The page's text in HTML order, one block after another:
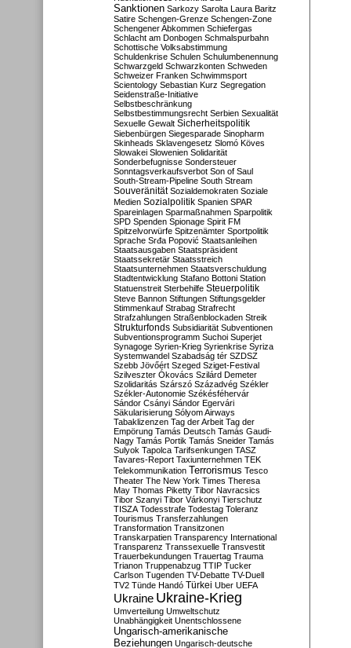
Sanktionen Sarkozy Sarolta Laura Baritz
Satire Schengen-Grenze Schengen-Zone
Schengener Abkommen Schiefergas
Schlacht am Donbogen Schmalspurbahn
Schottische Volksabstimmung
Schuldenkrise Schulen Schulumbenennung
Schwarzgeld Schwarzkonten Schweden
Schweizer Franken Schwimmsport
Scientology Sebastian Kurz Segregation
Seidenstraße-Initiative
Selbstbeschränkung
Selbstbestimmungsrecht Serbien Sexualität
Sexuelle Gewalt Sicherheitspolitik
Siebenbürgen Siegesparade Sinopharm
Skinheads Sklavengesetz Slomó Köves
Slowakei Slowenien Solidarität
Sonderbefugnisse Sondersteuer
Sonntagsverkaufsverbot Son of Saul
South-Stream-Pipeline South Stream
Souveränität Sozialdemokraten Soziale
Medien Sozialpolitik Spanien SPAR
Spareinlagen Sparmaßnahmen Sparpolitik
SPD Spenden Spionage Spirit FM
Spitzelvorwürfe Spitzenämter Sportpolitik
Sprache Srđa Popović Staatsanleihen
Staatsausgaben Staatspräsident
Staatssekretär Staatsstreich
Staatsunternehmen Staatsverschuldung
Stadtentwicklung Stafano Bottoni Station
Statuenstreit Sterbehilfe Steuerpolitik
Steve Bannon Stiftungen Stiftungsgelder
Stimmenkauf Strabag Strafrecht
Strafzahlungen Straßenblockaden Streik
Strukturfonds Subsidiarität Subventionen
Subventionsprogramm Suchoi Superjet
Synagoge Syrien-Krieg Syrienkrise Syriza
Systemwandel Szabadság tér SZDSZ
Szebb Jövőért Szeged Sziget-Festival
Szilveszter Ókovács Szilárd Demeter
Szolidaritás Szárszó Századvég Székler
Székler-Autonomie Székésféhervár
Sándor Csányi Sándor Egervári
Säkularisierung Sólyom Airways
Tabaklizenzen Tag der Arbeit Tag der
Empörung Tamás Deutsch Tamás Gaudi-
Nagy Tamás Portik Tamás Sneider Tamás
Sulyok Tapolca Tarifsenkungen TASZ
Tavares-Report Taxiunternehmen TEK
Telekommunikation Terrorismus Tesco
Theater The New York Times Theresa
May Thomas Piketty Tibor Navracsics
Tibor Szanyi Tibor Várkonyi Tierschutz
TISZA Todesstrafe Todestag Toleranz
Tourismus Transferzahlungen
Transformation Transitzonen
Transkarpatien Transparency International
Transparenz Transsexuelle Transvestit
Trauerbekundungen Trauertag Trauma
Trianon Truppenabzug TTIP Tucker
Carlson Tugenden TV-Debatte TV-Duell
TV2 Tünde Handó Türkei Uber UEFA
Ukraine Ukraine-Krieg
Umverteilung Umweltschutz
Unabhängigkeit Unentschlossene
Ungarisch-amerikanische
Beziehungen Ungarisch-deutsche